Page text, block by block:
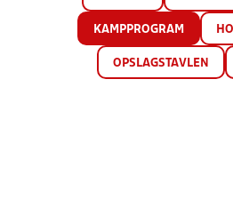
KAMPPROGRAM
OPSLAGSTAVLEN